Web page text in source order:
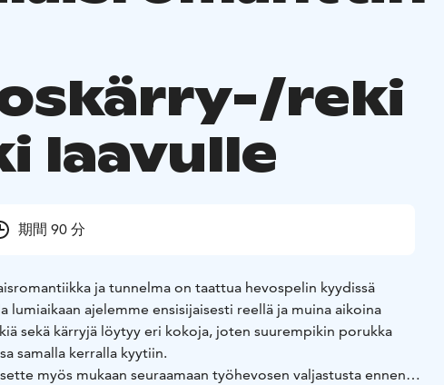
reki
laavulle
期間 90 分
ja tunnelma on taattua hevospelin kyydissä
lumiaikaan ajelemme ensisijaisesti reellä ja muina aikoina
sekä kärryjä löytyy eri kokoja, joten suurempikin porukka
samalla kerralla kyytiin.
myös mukaan seuraamaan työhevosen valjastusta ennen